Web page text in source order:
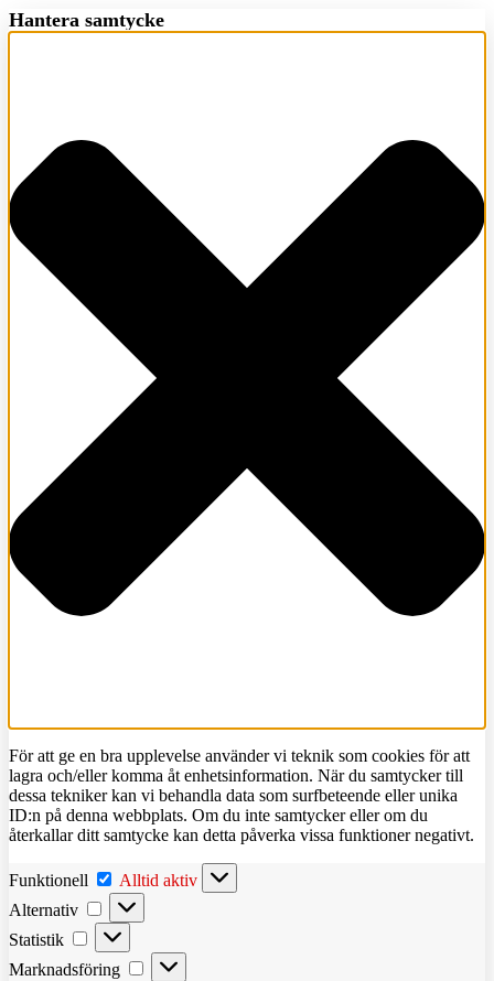
Hantera samtycke
För att ge en bra upplevelse använder vi teknik som cookies för att
lagra och/eller komma åt enhetsinformation. När du samtycker till
dessa tekniker kan vi behandla data som surfbeteende eller unika
ID:n på denna webbplats. Om du inte samtycker eller om du
återkallar ditt samtycke kan detta påverka vissa funktioner negativt.
Funktionell Funktionell
Alltid aktiv
Alternativ
Alternativ
Statistik Statistik
Marknadsföring Marknadsföring